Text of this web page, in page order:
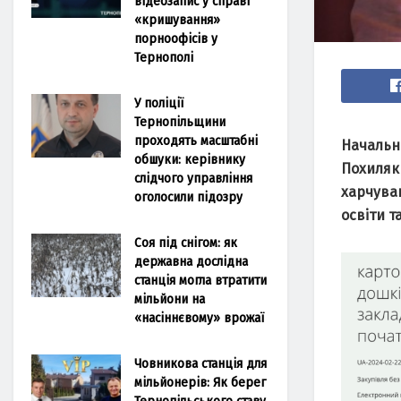
освіти
«кришування»
порноофісів у
Тернополі
У поліції
Тернопільщини
проходять масштабні
обшуки: керівнику
слідчого управління
оголосили підозру
Соя під снігом: як
державна дослідна
станція могла втратити
мільйони на
«насіннєвому» врожаї
Човникова станція для
мільйонерів: Як берег